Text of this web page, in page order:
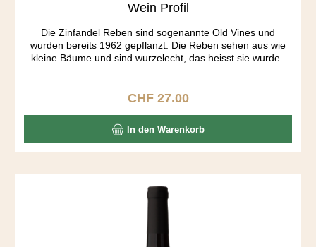
Wein Profil
Die Zinfandel Reben sind sogenannte Old Vines und
wurden bereits 1962 gepflanzt. Die Reben sehen aus wie
kleine Bäume und sind wurzelecht, das heisst sie wurden
wurden getrennt fermentiert. Erst am 19. Tag der Gärung
wurden die Traubenhäute entfernt. Der Ausbau fand in
ist ein tiefgründiger Wein mit einem gut strukturierten
Körper, präsentenen Tanninen und einem langen Abgang.
Regulärer Preis:
CHF 27.00
In den Warenkorb